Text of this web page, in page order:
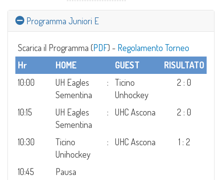
Programma Juniori E
Scarica il Programma (PDF) - Regolamento Torneo
Hr
HOME GUEST
RISULTATO
10:00
UH Eagles
Sementina
:
Ticino
Unhockey
2 : 0
10:15
UH Eagles
Sementina
: UHC Ascona 2 : 0
10:30
Ticino
Unihockey
: UHC Ascona 1 : 2
10:45 Pausa